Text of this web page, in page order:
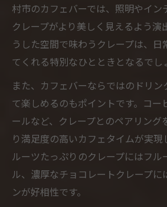
村市のカフェバーでは、照明やイン
クレープがより美しく見えるよう演
うした空間で味わうクレープは、日
てくれる特別なひとときとなるでし
また、カフェバーならではのドリン
て楽しめるのもポイントです。コー
ールなど、クレープとのペアリング
り満足度の高いカフェタイムが実現
ルーツたっぷりのクレープにはフル
ル、濃厚なチョコレートクレープに
ンが好相性です。